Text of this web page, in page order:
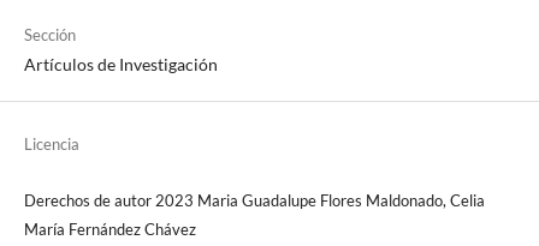
Sección
Artículos de Investigación
Licencia
Derechos de autor 2023 Maria Guadalupe Flores Maldonado, Celia
María Fernández Chávez